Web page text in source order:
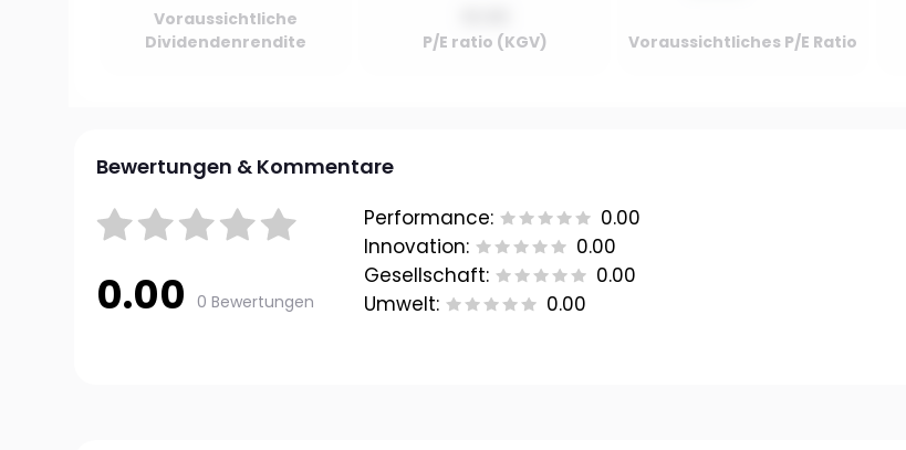
Voraussichtliche
Dividendenrendite
P/E ratio (KGV) Voraussichtliches P/E Ratio
Bewertungen & Kommentare
0.00 0 Bewertungen
Performance:
0.00
Innovation:
0.00
Gesellschaft:
0.00
Umwelt:
0.00